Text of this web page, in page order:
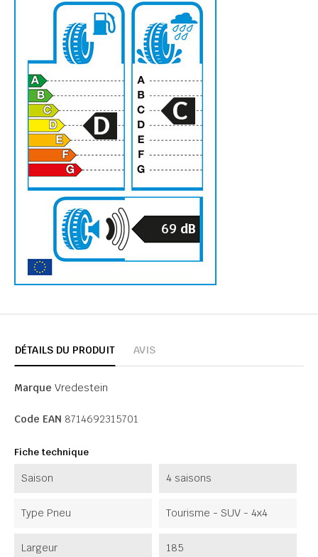
D C
69 dB
DÉTAILS DU PRODUIT AVIS
Marque Vredestein
Code EAN 8714692315701
Fiche technique
Saison 4 saisons
Type Pneu Tourisme - SUV - 4x4
Largeur 185